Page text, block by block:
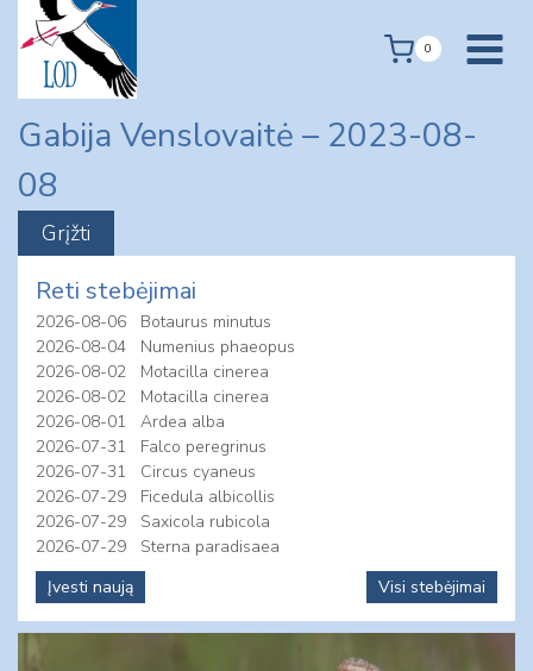
content
0
Gabija Venslovaitė – 2023-08-
08
Reti stebėjimai
2026-08-06
Botaurus minutus
2026-08-04
Numenius phaeopus
2026-08-02
Motacilla cinerea
2026-08-02
Motacilla cinerea
2026-08-01
Ardea alba
2026-07-31
Falco peregrinus
2026-07-31
Circus cyaneus
2026-07-29
Ficedula albicollis
2026-07-29
Saxicola rubicola
2026-07-29
Sterna paradisaea
Įvesti naują
Visi stebėjimai